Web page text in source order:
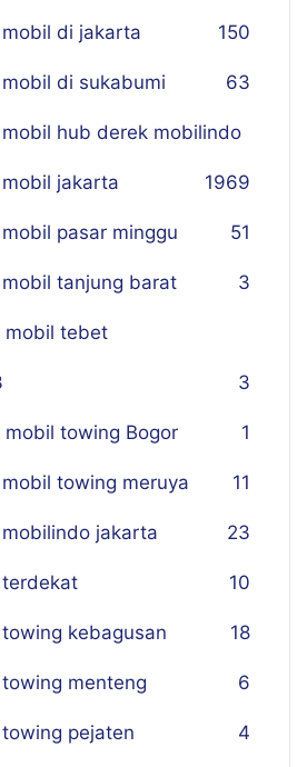
di jakarta 150
di sukabumi 63
hub derek mobilindo
69
jakarta 19
pasar minggu 51
tanjung barat 3
mobil tebet
3
mobil towing Bogor 1
towing meruya 11
jakarta 23
10
kebagusan 18
menteng 6
pejaten 4